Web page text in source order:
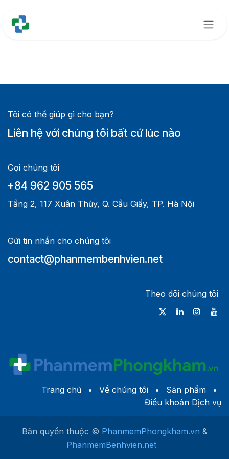
Tôi có thể giúp gì cho bạn?
Liên hệ với chúng tôi bất cứ lúc nào
Gọi chúng tôi
+84 962 905 565
Tầng 2, 117 Xuân Thủy, Q. Cầu Giấy, TP. Hà Nội
Gửi tin nhắn cho chúng tôi
contact@phanmembenhvien.net
Theo dõi chúng tôi
Trang chủ • Về c​húng tôi • Sản phẩm
•
Điều khoản Dịch vụ
Bản quyền thuộc © PhanmemPhongkham.vn &
PhanmemBenhvien.net